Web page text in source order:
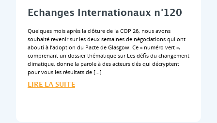
Echanges Internationaux n°120
Quelques mois après la clôture de la COP 26, nous avons
souhaité revenir sur les deux semaines de négociations qui ont
abouti à l’adoption du Pacte de Glasgow. Ce « numéro vert »,
comprenant un dossier thématique sur Les défis du changement
climatique, donne la parole à des acteurs clés qui décryptent
pour vous les résultats de […]
LIRE LA SUITE